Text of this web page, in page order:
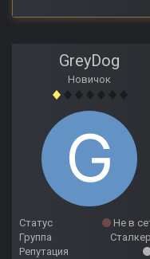
GreyDog
Новичок
Статус
Не в
Группа
Репутация